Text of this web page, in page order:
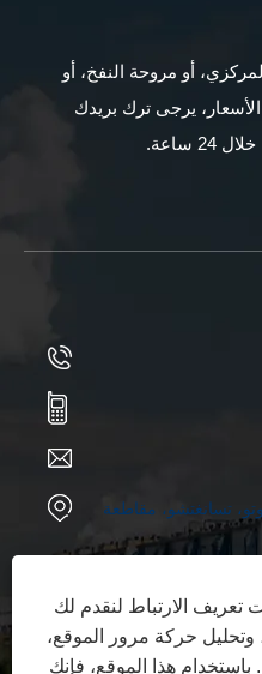
أو مروحة النفخ، أو
يرجى ترك بريدك
ساعة.
تسانغتشو، مقاطعة
حقوق الطبع والنشر © 2025 شركة Hebei Ketong لمعدات حماية البيئة المحدودة.
تعريف الارتباط لنقدم لك
حركة مرور الموقع،
هذا الموقع، فإنك